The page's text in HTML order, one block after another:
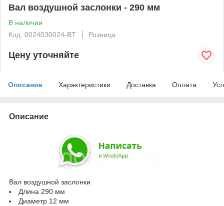
Вал воздушной заслонки - 290 мм
В наличии
Код: 0024030024-BT
Розница
Цену уточняйте
Описание Характеристики Доставка Оплата
Описание
Вал воздушной заслонки
Длина 290 мм
Диаметр 12 мм